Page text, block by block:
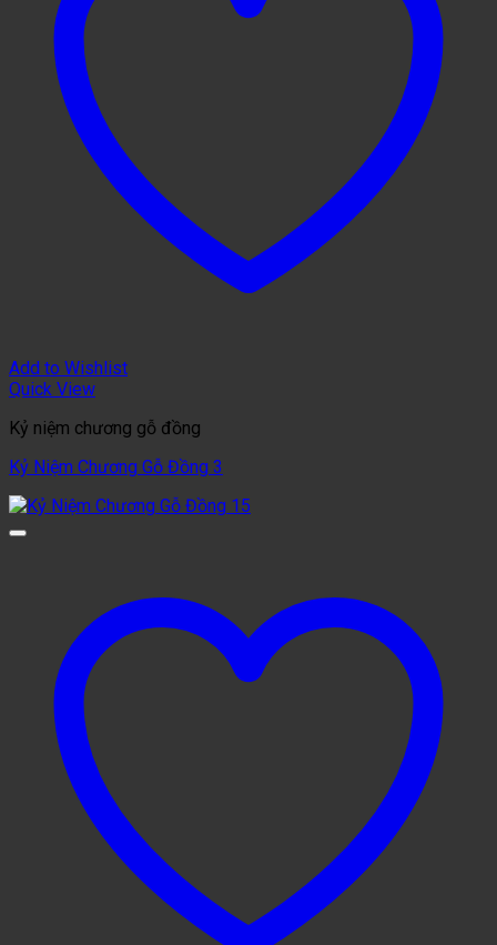
Add to Wishlist
Quick View
Kỷ niệm chương gỗ đồng
Kỷ Niệm Chương Gỗ Đồng 3